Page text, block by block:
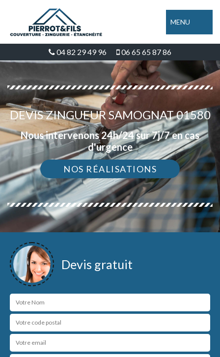
MENU
04 82 29 49 96 06 65 65 87 86
DEVIS ZINGUEUR SAMOGNAT 01580
Nous intervenons 24h/24 sur 7j/7 en cas
d'urgence
NOS RÉALISATIONS
Devis gratuit